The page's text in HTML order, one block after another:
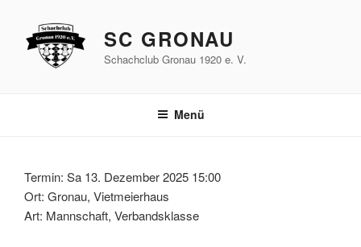
springen
SC GRONAU
Schachclub Gronau 1920 e. V.
Menü
Termin: Sa 13. Dezember 2025 15:00
Ort: Gronau, Vietmeierhaus
Art: Mannschaft, Verbandsklasse